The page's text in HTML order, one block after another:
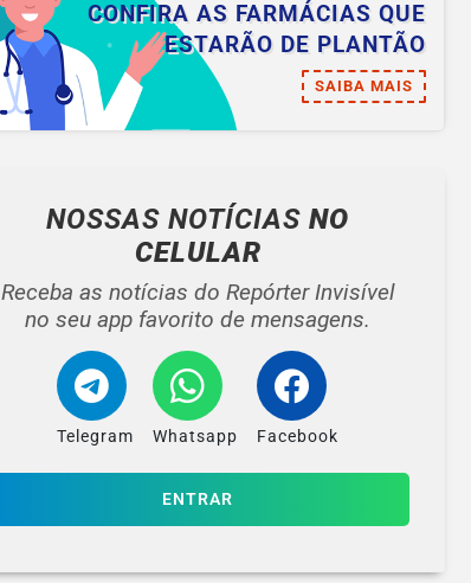
CONFIRA AS FARMÁCIAS QUE
ESTARÃO DE PLANTÃO
SAIBA MAIS
NOSSAS NOTÍCIASNO
CELULAR
Receba as notícias do Repórter Invisível
no seu app favorito de mensagens.
Telegram Whatsapp Facebook
ENTRAR